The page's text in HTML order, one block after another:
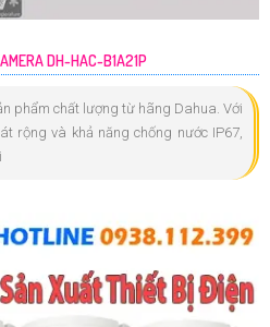
DH-HAC-B1A21P
phẩm chất lượng từ hãng Dahua. Với
rộng và khả năng chống nước IP67,